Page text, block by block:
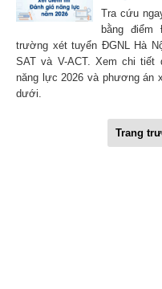
Tra cứu
bằng điểm
trường xét tuyển ĐGNL Hà
SAT và V-ACT. Xem chi tiết
năng lực 2026 và phương án
dưới.
Trang